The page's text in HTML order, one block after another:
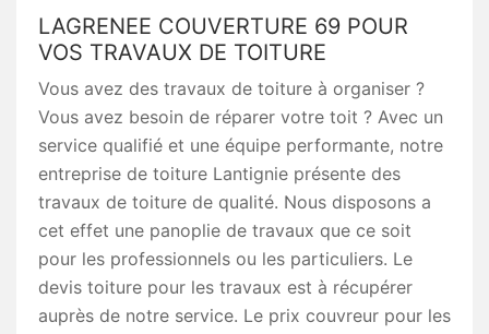
LAGRENEE COUVERTURE 69 POUR
VOS TRAVAUX DE TOITURE
Vous avez des travaux de toiture à organiser ?
Vous avez besoin de réparer votre toit ? Avec un
service qualifié et une équipe performante, notre
entreprise de toiture Lantignie présente des
travaux de toiture de qualité. Nous disposons a
cet effet une panoplie de travaux que ce soit
pour les professionnels ou les particuliers. Le
devis toiture pour les travaux est à récupérer
auprès de notre service. Le prix couvreur pour les